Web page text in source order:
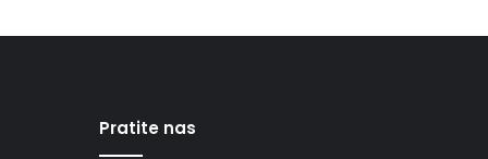
Pratite nas